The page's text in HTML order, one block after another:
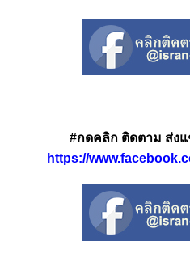
#กดคลิก ติดตาม ส่ง
https://